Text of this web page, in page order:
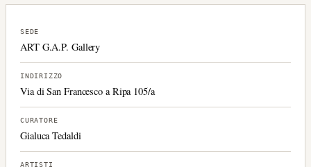
SEDE
ART G.A.P. Gallery
INDIRIZZO
Via di San Francesco a Ripa 105/a
CURATORE
Gialuca Tedaldi
ARTISTI